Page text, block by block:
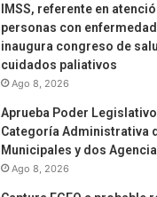
IMSS, referente en
personas con
inaugura congreso de
cuidados paliativos
Ago 8, 2026
Aprueba Poder
Categoría Administrativa
Municipales y dos
Ago 8, 2026